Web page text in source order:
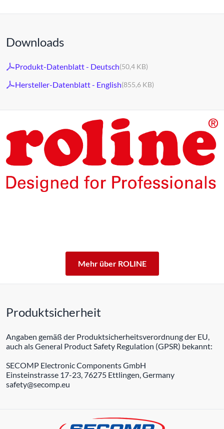
Downloads
Produkt-Datenblatt - Deutsch(50,4 KB)
Hersteller-Datenblatt - English(855,6 KB)
Mehr über ROLINE
Produktsicherheit
Angaben gemäß der Produktsicherheitsverordnung der EU,
auch als General Product Safety Regulation (GPSR) bekannt:
SECOMP Electronic Components GmbH
Einsteinstrasse 17-23, 76275 Ettlingen, Germany
safety@secomp.eu